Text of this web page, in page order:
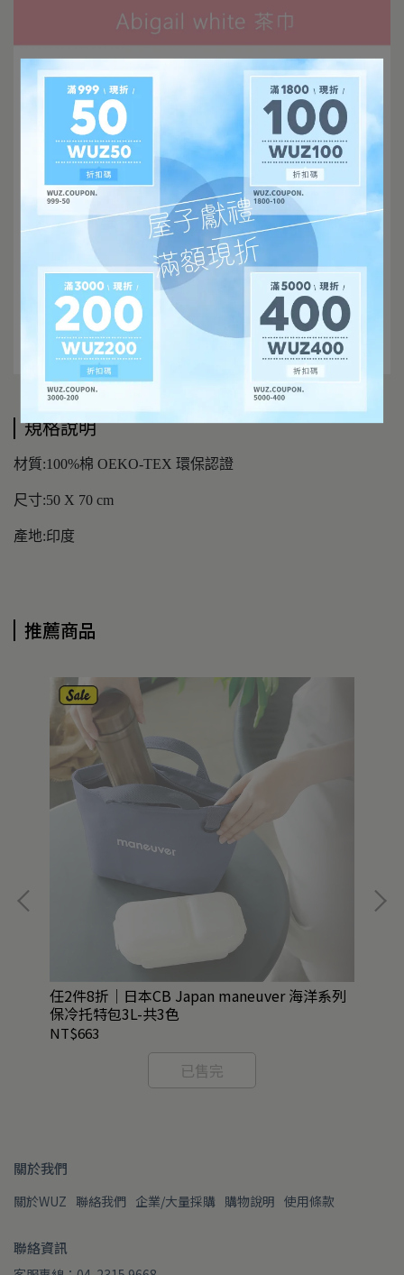
規格說明
材質:100%棉 OEKO-TEX 環保認證
尺寸:50 X 70 cm
產地:印度
推薦商品
任2件8折｜日本CB Japan maneuver 海洋系列
保冷托特包3L-共3色
NT$663
已售完
關於我們
關於WUZ 聯絡我們 企業/大量採購 購物說明 使用條款
聯絡資訊